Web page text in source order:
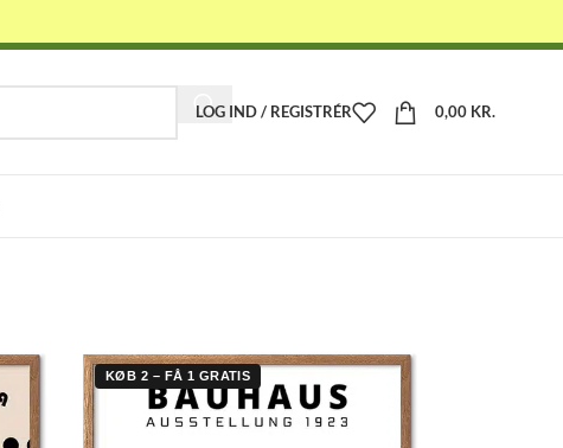
LOG IND / REGISTRÉR 0,00 KR.
KØB 2 – FÅ 1 GRATIS